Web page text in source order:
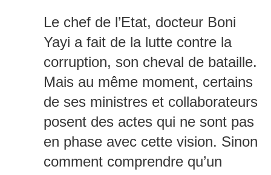
Le chef de l’Etat, docteur Boni
Yayi a fait de la lutte contre la
corruption, son cheval de bataille.
Mais au même moment, certains
de ses ministres et collaborateurs
posent des actes qui ne sont pas
en phase avec cette vision. Sinon
comment comprendre qu’un